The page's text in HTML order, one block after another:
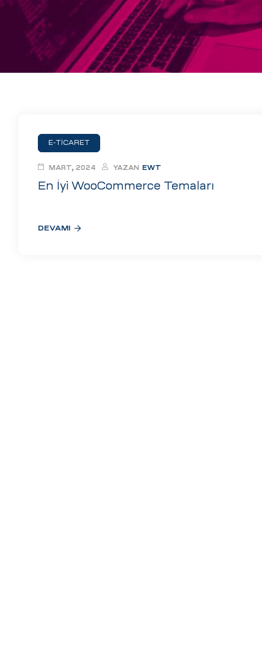
Aday
E-TICARET
En İyi WooCommerce Temaları
MART, 2024 YAZAN EWT
DEVAMI